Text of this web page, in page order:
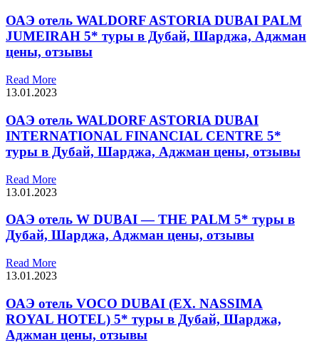
ОАЭ отель WALDORF ASTORIA DUBAI PALM
JUMEIRAH 5* туры в Дубай, Шарджа, Аджман
цены, отзывы
Read More
13.01.2023
ОАЭ отель WALDORF ASTORIA DUBAI
INTERNATIONAL FINANCIAL CENTRE 5*
туры в Дубай, Шарджа, Аджман цены, отзывы
Read More
13.01.2023
ОАЭ отель W DUBAI — THE PALM 5* туры в
Дубай, Шарджа, Аджман цены, отзывы
Read More
13.01.2023
ОАЭ отель VOCO DUBAI (EX. NASSIMA
ROYAL HOTEL) 5* туры в Дубай, Шарджа,
Аджман цены, отзывы